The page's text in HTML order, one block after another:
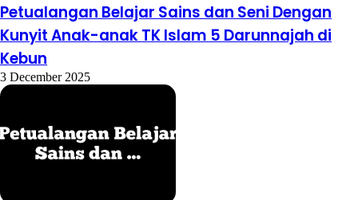
Petualangan Belajar Sains dan Seni Dengan
Kunyit Anak-anak TK Islam 5 Darunnajah di
Kebun
3 December 2025